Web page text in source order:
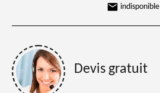
indisponible
Devis gratuit